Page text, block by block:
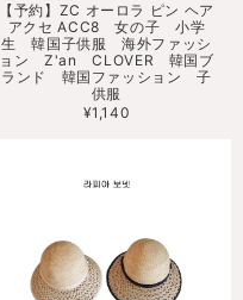
【予約】ZC オーロラ ピン ヘア
アクセ ACC8 女の子 小学
生 韓国子供服 海外ファッシ
ョン Z'an CLOVER 韓国ブ
ランド 韓国ファッション 子
供服
¥1,140